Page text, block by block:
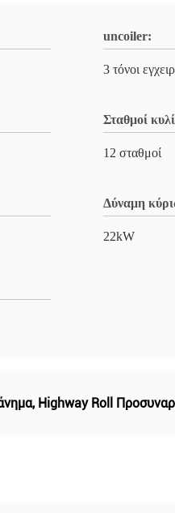
uncoiler:
3 τόνοι
Σταθμοί
12 σταθμοί
Δύναμη
22kW
, Highway Roll